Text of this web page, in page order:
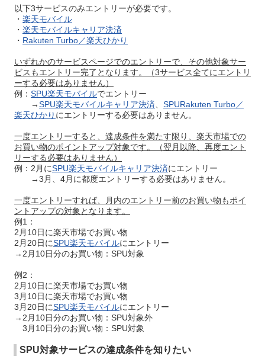
以下3サービスのみエントリーが必要です。
・ 楽天モバイル
・ 楽天モバイルキャリア決済
・ Rakuten Turbo／楽天ひかり
いずれかのサービスページでのエントリーで、その他対象サー
ビスもエントリー完了となります。（3サービス全てにエントリ
ーする必要はありません）
例： SPU楽天モバイルでエントリー
→SPU楽天モバイルキャリア決済、 SPURakuten Turbo／
楽天ひかり にエントリーする必要はありません。
一度エントリーすると、達成条件を満たす限り、楽天市場での
お買い物のポイントアップ対象です。（翌月以降、再度エント
リーする必要はありません）
例：2月にSPU楽天モバイルキャリア決済にエントリー
→3月、4月に都度エントリーする必要はありません。
一度エントリーすれば、月内のエントリー前のお買い物もポイ
ントアップの対象となります。
例1：
2月10日に楽天市場でお買い物
2月20日にSPU楽天モバイルにエントリー
→2月10日分のお買い物：SPU対象
例2：
2月10日に楽天市場でお買い物
3月10日に楽天市場でお買い物
3月20日にSPU楽天モバイルにエントリー
→2月10日分のお買い物：SPU対象外
3月10日分のお買い物：SPU対象
SPU対象サービスの達成条件を知りたい